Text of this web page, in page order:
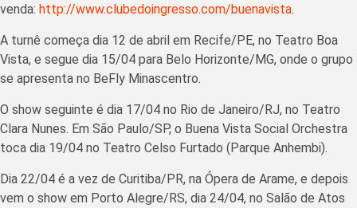
venda: http://www.clubedoingresso.com/buenavista.
A turnê começa dia 12 de abril em Recife/PE, no Teatro Boa
Vista, e segue dia 15/04 para Belo Horizonte/MG, onde o grupo
se apresenta no BeFly Minascentro.
O show seguinte é dia 17/04 no Rio de Janeiro/RJ, no Teatro
Clara Nunes. Em São Paulo/SP, o Buena Vista Social Orchestra
toca dia 19/04 no Teatro Celso Furtado (Parque Anhembi).
Dia 22/04 é a vez de Curitiba/PR, na Ópera de Arame, e depois
vem o show em Porto Alegre/RS, dia 24/04, no Salão de Atos